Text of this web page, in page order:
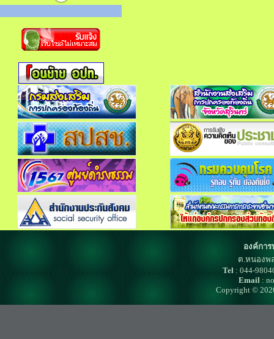
องค์กา
ต.หนองพ
Tel: 044-
Email :
Copyright ©